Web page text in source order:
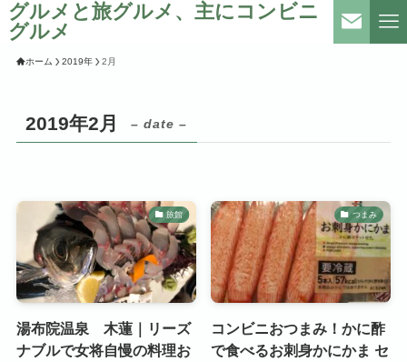
グルメと旅グルメ、主にコンビニ
グルメ
ホーム 2019年 2月
2019年2月 – date –
旅館
湯布院温泉 木蓮｜リーズ
ナブルで女将自慢の料理お
つまみ
コンビニおつまみ！かに酢
で食べるお刺身かにかま セ